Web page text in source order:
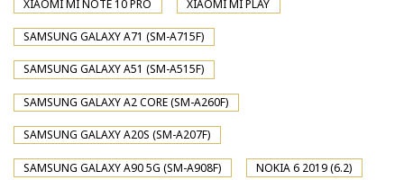
XIAOMI MI NOTE 10 PRO XIAOMI MI PLAY
SAMSUNG GALAXY A71 (SM-A715F)
SAMSUNG GALAXY A51 (SM-A515F)
SAMSUNG GALAXY A2 CORE (SM-A260F)
SAMSUNG GALAXY A20S (SM-A207F)
SAMSUNG GALAXY A90 5G (SM-A908F) NOKIA 6 2019 (6.2)